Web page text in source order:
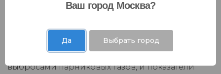
Валидация и верификация выбросов парниковых
Валидация и верификация хозяйственной и
иной деятельности, сопровождаемой
выбросами парниковых газов, и показатели
Ваш город Москва?
Да Выбрать город